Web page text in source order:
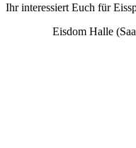
Ihr interessiert Euch für
Eisdom Halle